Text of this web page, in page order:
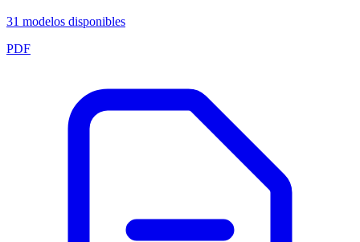
31 modelos disponibles
PDF